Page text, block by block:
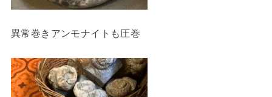
異常巻きアンモナイトも圧巻